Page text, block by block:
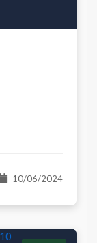
10/06/2024